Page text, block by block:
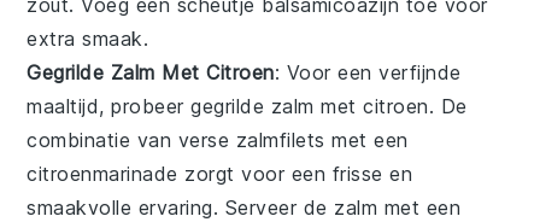
zout. Voeg een scheutje balsamicoazijn toe voor
extra smaak.
Gegrilde Zalm Met Citroen: Voor een verfijnde
maaltijd, probeergegrilde zalm met citroen. De
combinatie van verse zalmfilets met een
citroenmarinade zorgt voor een frisse en
smaakvolle ervaring. Serveer de zalm met een